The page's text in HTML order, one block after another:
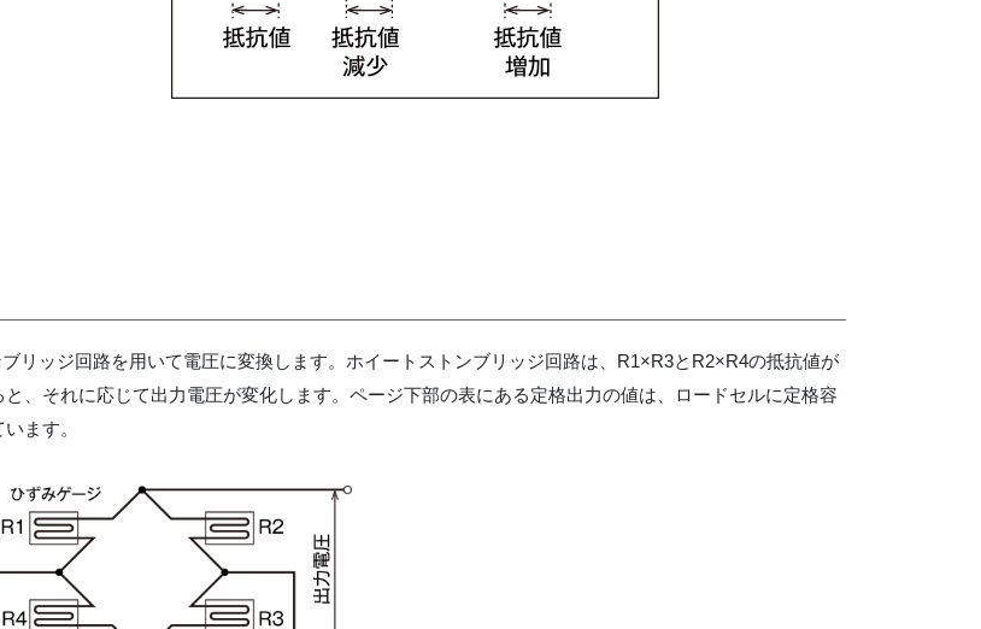
リッジ回路を用いて電圧に変換します。ホイートストンブリッジ回路は、R1×R3とR2×R4の抵抗値が
、それに応じて出力電圧が変化します。ページ下部の表にある定格出力の値は、ロードセルに定格容
ます。